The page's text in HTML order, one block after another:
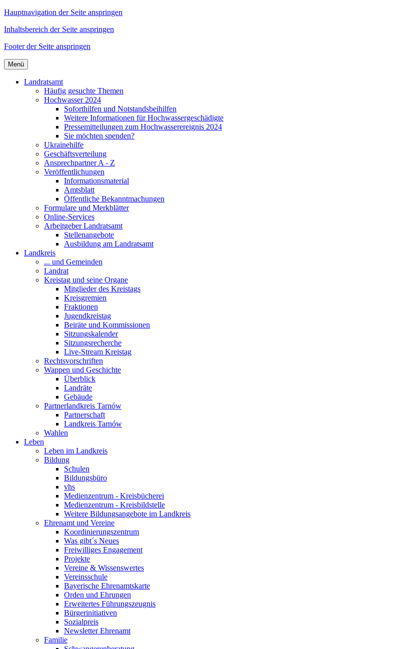
Hauptnavigation der Seite anspringen
Inhaltsbereich der Seite anspringen
Footer der Seite anspringen
Menü
Landratsamt
Häufig gesuchte Themen
Hochwasser 2024
Soforthilfen und Notstandsbeihilfen
Weitere Informationen für Hochwassergeschädigte
Pressemitteilungen zum Hochwasserereignis 2024
Sie möchten spenden?
Ukrainehilfe
Geschäftsverteilung
Ansprechpartner A - Z
Veröffentlichungen
Informationsmaterial
Amtsblatt
Öffentliche Bekanntmachungen
Formulare und Merkblätter
Online-Services
Arbeitgeber Landratsamt
Stellenangebote
Ausbildung am Landratsamt
Landkreis
... und Gemeinden
Landrat
Kreistag und seine Organe
Mitglieder des Kreistags
Kreisgremien
Fraktionen
Jugendkreistag
Beiräte und Kommissionen
Sitzungskalender
Sitzungsrecherche
Live-Stream Kreistag
Rechtsvorschriften
Wappen und Geschichte
Überblick
Landräte
Gebäude
Partnerlandkreis Tarnów
Partnerschaft
Landkreis Tarnów
Wahlen
Leben
Leben im Landkreis
Bildung
Schulen
Bildungsbüro
vhs
Medienzentrum - Kreisbücherei
Medienzentrum - Kreisbildstelle
Weitere Bildungsangebote im Landkreis
Ehrenamt und Vereine
Koordinierungszentrum
Was gibt´s Neues
Freiwilliges Engagement
Projekte
Vereine & Wissenswertes
Vereinsschule
Bayerische Ehrenamtskarte
Orden und Ehrungen
Erweitertes Führungszeugnis
Bürgerinitiativen
Sozialpreis
Newsletter Ehrenamt
Familie